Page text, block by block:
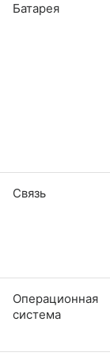
Батарея
Связь
Операционная
система